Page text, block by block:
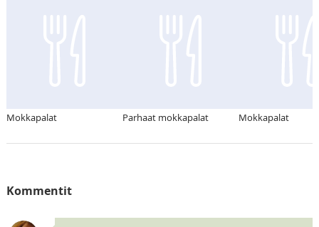
Mokkapalat Parhaat mokkapalat Mokkapalat
Kommentit